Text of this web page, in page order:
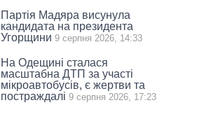
Партія Мадяра висунула
кандидата на президента
Угорщини 9 серпня 2026, 14:33
На Одещині сталася
масштабна ДТП за участі
мікроавтобусів, є жертви та
постраждалі 9 серпня 2026, 17:23